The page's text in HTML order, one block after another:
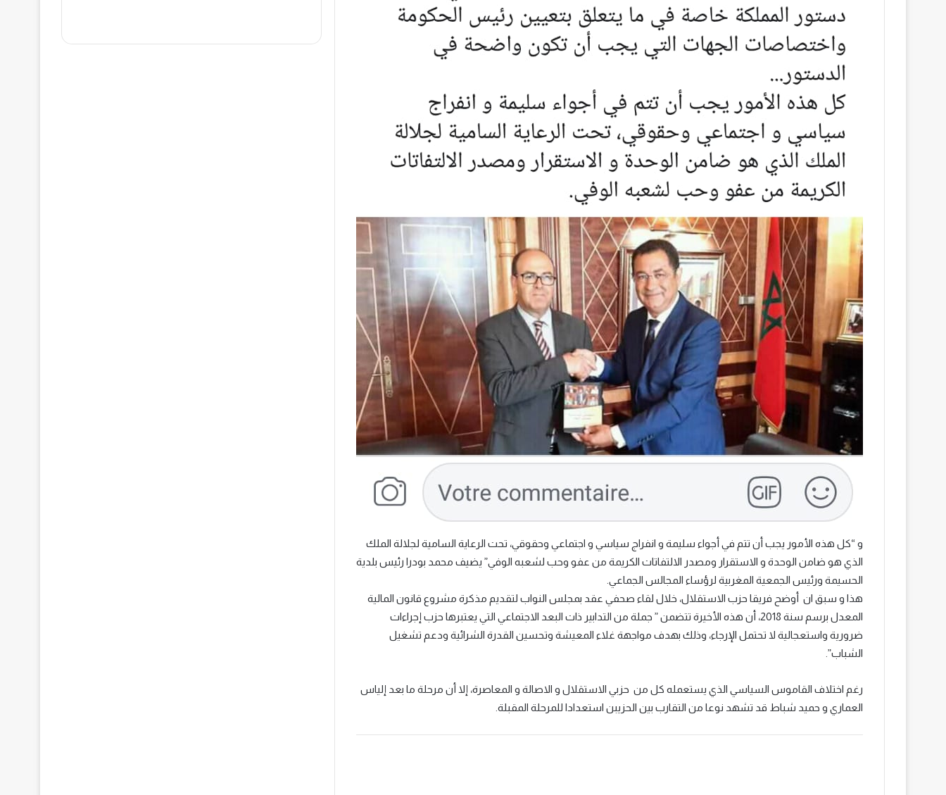
و “كل هذه الأمور يجب أن تتم في أجواء سليمة و انفراج سياسي و اجتماعي وحقوقي، تحت الرعاية السامية لجلالة الملك
الذي هو ضامن الوحدة و الاستقرار ومصدر الالتفاتات الكريمة من عفو وحب لشعبه الوفي” يضيف محمد بودرا رئيس بلدية
الحسيمة ورئيس الجمعية المغربية لرؤساء المجالس الجماعي.
هذا و سبق ان أوضح فريقا حزب الاستقلال، خلال لقاء صحفي عقد بمجلس النواب لتقديم مذكرة مشروع قانون المالية
المعدل برسم سنة 2018، أن هذه الأخيرة تتضمن ” جملة من التدابير ذات البعد الاجتماعي التي يعتبرها حزب إجراءات
ضرورية واستعجالية لا تحتمل الإرجاء، وذلك بهدف مواجهة غلاء المعيشة وتحسين القدرة الشرائية ودعم تشغيل
الشباب”.
رغم اختلاف القاموس السياسي الذي يستعمله كل من حزبي الاستقلال و الاصالة و المعاصرة، إلا أن مرحلة ما بعد إلياس
العماري و حميد شباط قد تشهد نوعا من التقارب بين الحزيبن استعدادا للمرحلة المقبلة.